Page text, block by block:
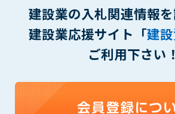
建設業の入札関連情報
建設業応援サイト「建
ご利用下さい！
ます。
第5条（IDおよびパスワードの管理）
1. 会員は申込の際に管理者が発行したIDお
2. 会員は、自己のIDおよびパスワードを、
その他形態を問わず、第三者に利用させ
ん。